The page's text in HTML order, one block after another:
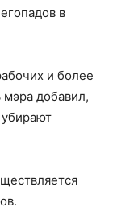
в
и более
мэра добавил,